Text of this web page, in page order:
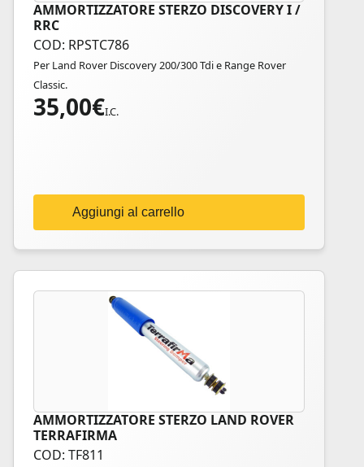
AMMORTIZZATORE STERZO DISCOVERY I /
RRC
COD: RPSTC786
Per Land Rover Discovery 200/300 Tdi e Range Rover
Classic.
35,00€I.C.
Aggiungi al carrello
AMMORTIZZATORE STERZO LAND ROVER
TERRAFIRMA
COD: TF811